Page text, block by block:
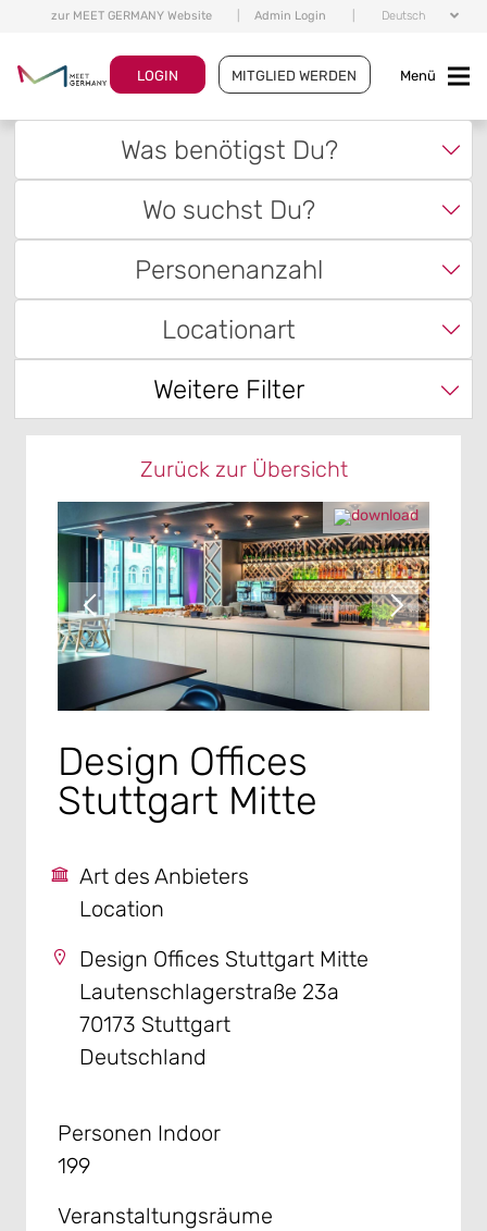
zur MEET GERMANY Website Admin Login Deutsch
LOGIN MITGLIED WERDEN Menü
Was benötigst Du?
Wo suchst Du?
Personenanzahl
Locationart
Weitere Filter
Zurück zur Übersicht
Design Offices
Stuttgart Mitte
Art des Anbieters
Location
Design Offices Stuttgart Mitte
Lautenschlagerstraße 23a
70173 Stuttgart
Deutschland
Personen Indoor
199
Veranstaltungsräume